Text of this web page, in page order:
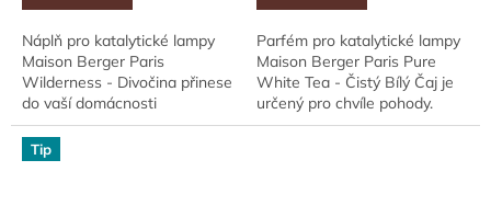
Náplň pro katalytické lampy
Maison Berger Paris
Wilderness - Divočina přinese
do vaší domácnosti
dobrodružstvím naplněný
mužný parfém, jehož hlavu
tvoří limetka, grep a...
Parfém pro katalytické lampy
Maison Berger Paris Pure
White Tea - Čistý Bílý Čaj je
určený pro chvíle pohody.
Delikátní vůně do interiéru
Tip